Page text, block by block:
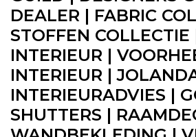
DEALER | FABRIC
STOFFEN COLLECTIE
INTERIEUR |
INTERIEUR |
INTERIEURADVIES |
SHUTTERS |